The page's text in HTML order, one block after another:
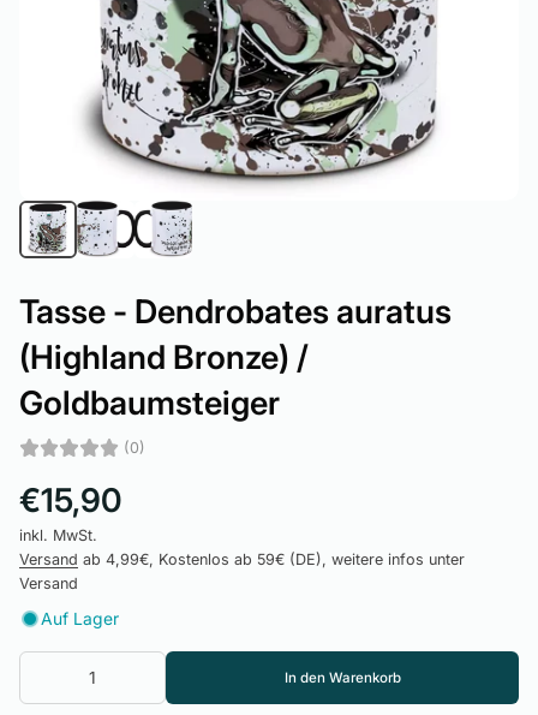
Tasse - Dendrobates auratus
(Highland Bronze) /
Goldbaumsteiger
(0)
€15,90
inkl. MwSt.
Versand ab 4,99€, Kostenlos ab 59€ (DE), weitere infos unter
Versand
Auf Lager
In den Warenkorb